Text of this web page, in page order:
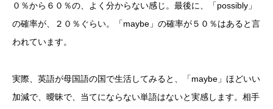
０％から６０％の、よく分からない感じ。最後に、「possibly」
の確率が、２０％ぐらい。「maybe」の確率が５０％はあると言
われています。
実際、英語が母国語の国で生活してみると、「maybe」ほどいい
加減で、曖昧で、当てにならない単語はないと実感します。相手